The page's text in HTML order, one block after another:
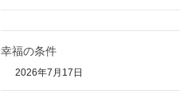
幸福の条件
2026年7月17日